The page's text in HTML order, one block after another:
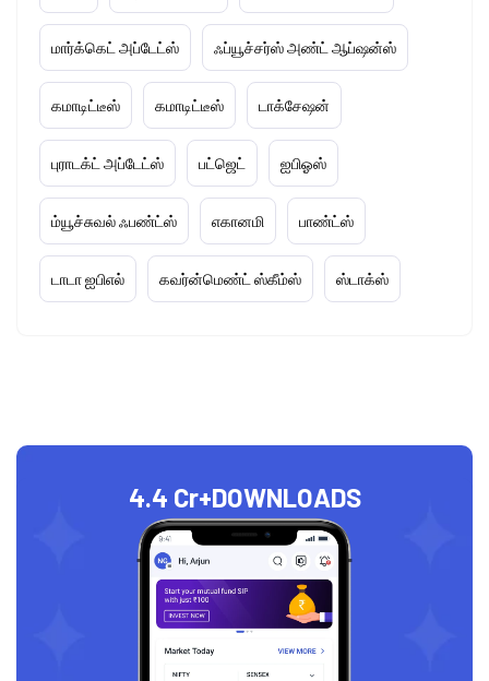
மார்க்கெட் அப்டேட்ஸ் ஃப்யூச்சர்ஸ் அண்ட் ஆப்ஷன்ஸ்
கமாடிட்டீஸ் கமாடிட்டீஸ் டாக்சேஷன்
புராடக்ட் அப்டேட்ஸ் பட்ஜெட் ஐபிஓஸ்
ம்யூச்சுவல் ஃபண்ட்ஸ் எகானமி பாண்ட்ஸ்
டாடா ஐபிஎல் கவர்ன்மெண்ட் ஸ்கீம்ஸ் ஸ்டாக்ஸ்
4.4 Cr+DOWNLOADS